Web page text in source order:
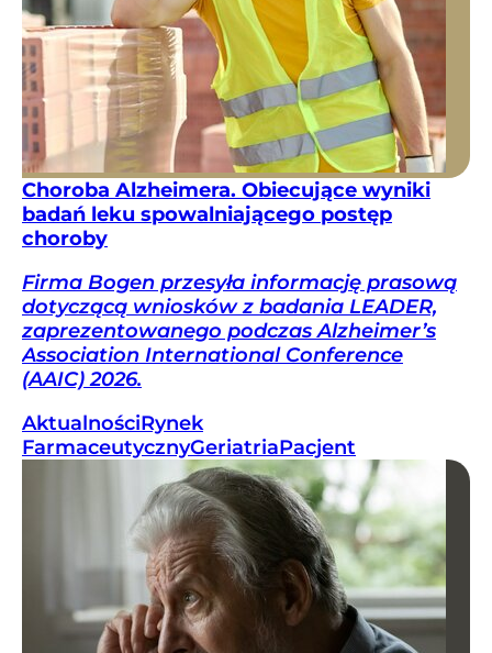
Choroba Alzheimera. Obiecujące wyniki
badań leku spowalniającego postęp
choroby
Firma Bogen przesyła informację prasową
dotyczącą wniosków z badania LEADER,
zaprezentowanego podczas Alzheimer’s
Association International Conference
(AAIC) 2026.
AktualnościRynek
FarmaceutycznyGeriatriaPacjent